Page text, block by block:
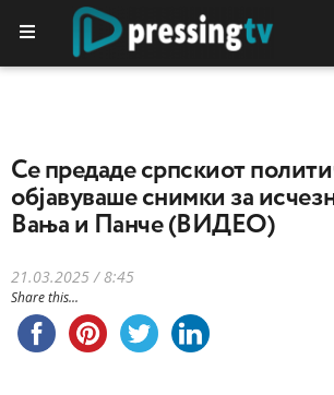
Се предаде српскиот
објавуваше снимки за
Вања и Панче (ВИДЕО)
21.03.2025 / 8:45
Share this...